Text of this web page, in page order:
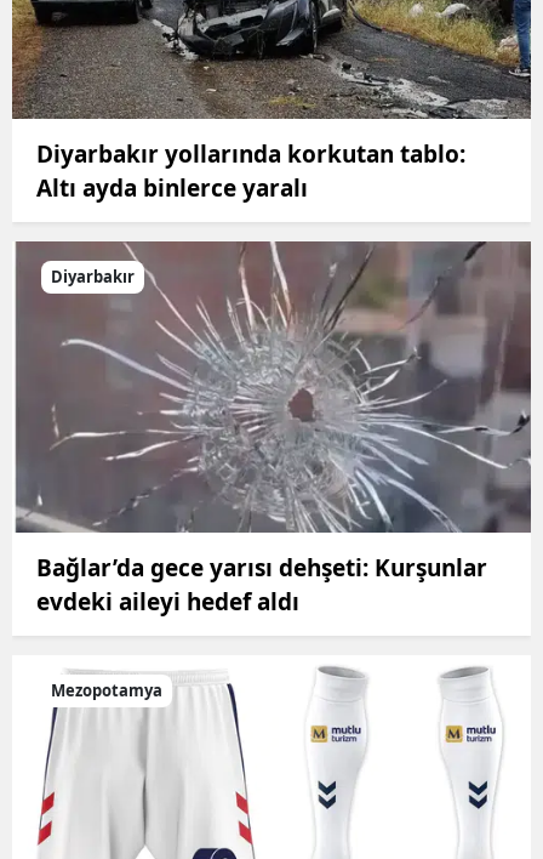
Diyarbakır yollarında korkutan tablo:
Altı ayda binlerce yaralı
Diyarbakır
Bağlar’da gece yarısı dehşeti: Kurşunlar
evdeki aileyi hedef aldı
Mezopotamya